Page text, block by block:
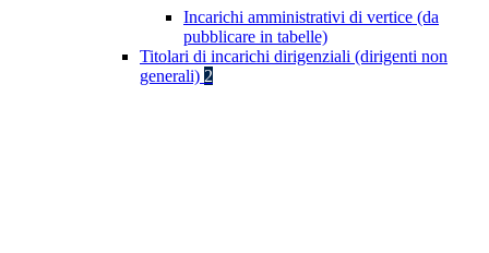
Incarichi amministrativi di vertice (da
pubblicare in tabelle)
Titolari di incarichi dirigenziali (dirigenti non
generali) 2